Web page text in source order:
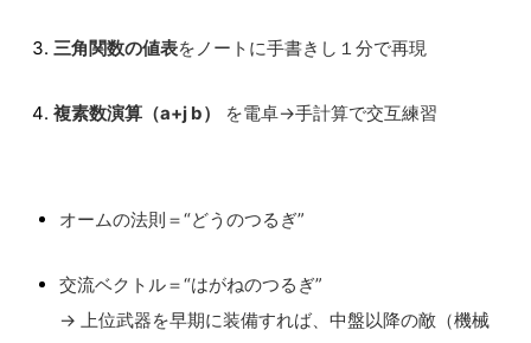
三角関数の値表をノートに手書きし１分で再現
複素数演算（a+j b） を電卓→手計算で交互練習
オームの法則＝“どうのつるぎ”
交流ベクトル＝“はがねのつるぎ”
→ 上位武器を早期に装備すれば、中盤以降の敵（機械